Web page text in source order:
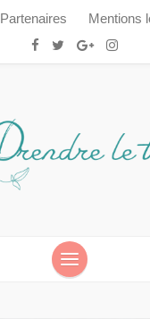
Partenaires Mentions